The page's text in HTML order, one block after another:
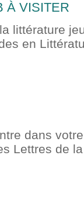
À VISITER
littérature
en
dans
Lettres de